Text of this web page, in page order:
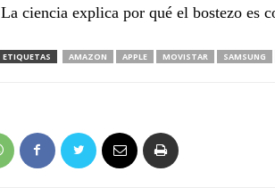
La ciencia explica por qué el bostezo es
ETIQUETAS AMAZON APPLE MOVISTAR SAMSUNG